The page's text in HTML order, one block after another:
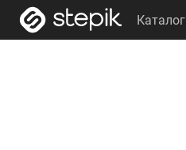
Каталог